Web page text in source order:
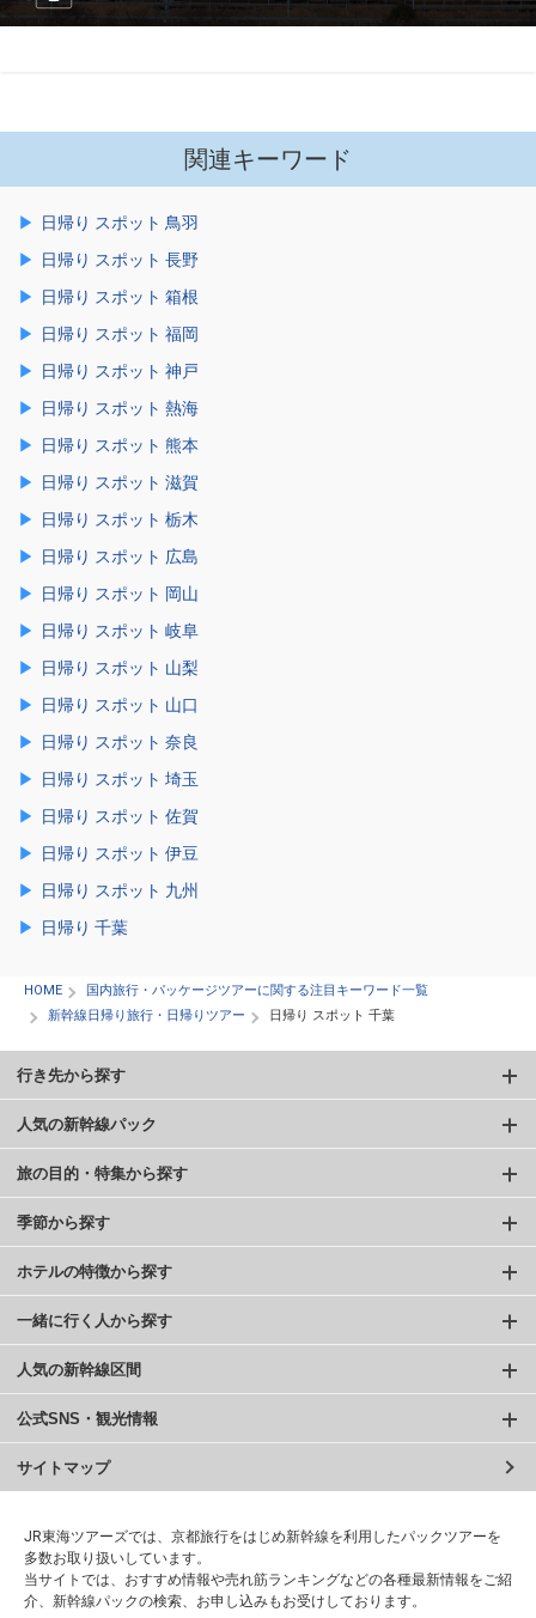
関連キーワード
日帰り スポット 鳥羽
日帰り スポット 長野
日帰り スポット 箱根
日帰り スポット 福岡
日帰り スポット 神戸
日帰り スポット 熱海
日帰り スポット 熊本
日帰り スポット 滋賀
日帰り スポット 栃木
日帰り スポット 広島
日帰り スポット 岡山
日帰り スポット 岐阜
日帰り スポット 山梨
日帰り スポット 山口
日帰り スポット 奈良
日帰り スポット 埼玉
日帰り スポット 佐賀
日帰り スポット 伊豆
日帰り スポット 九州
日帰り 千葉
HOME
国内旅行・パッケージツアーに関する注目キーワード一覧
新幹線日帰り旅行・日帰りツアー
日帰り スポット 千葉
行き先から探す
人気の新幹線パック
旅の目的・特集から探す
季節から探す
ホテルの特徴から探す
一緒に行く人から探す
人気の新幹線区間
公式SNS・観光情報
サイトマップ
JR東海ツアーズでは、京都旅行をはじめ新幹線を利用したパックツアーを
多数お取り扱いしています。
当サイトでは、おすすめ情報や売れ筋ランキングなどの各種最新情報をご紹
介、新幹線パックの検索、お申し込みもお受けしております。